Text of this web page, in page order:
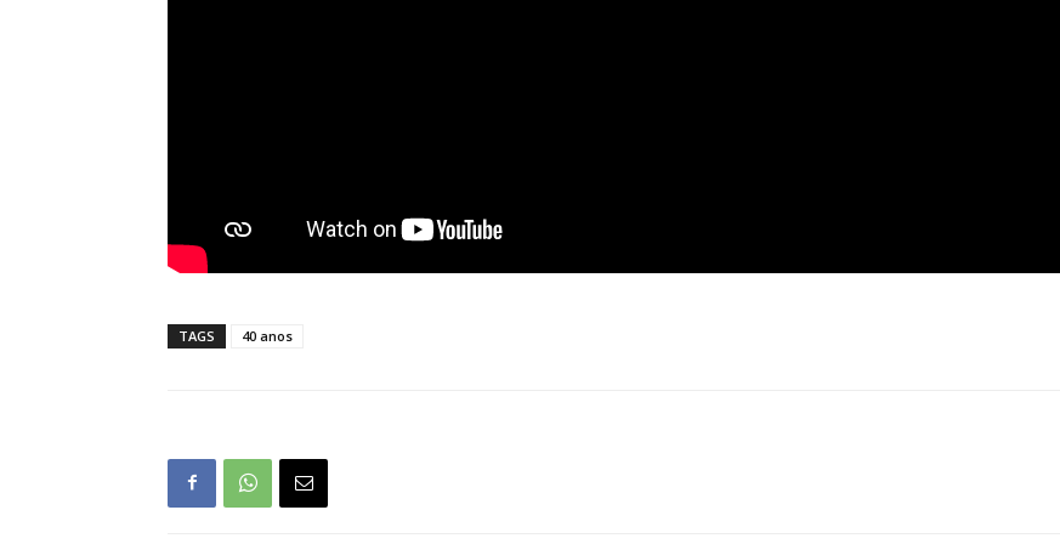
TAGS 40 anos